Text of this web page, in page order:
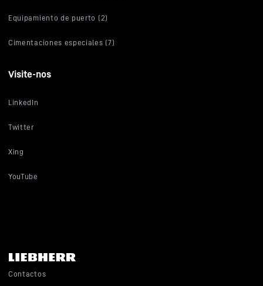
Equipamiento de puerto (2)
Cimentaciones especiales (7)
Visite-nos
LinkedIn
Twitter
Xing
YouTube
Contactos